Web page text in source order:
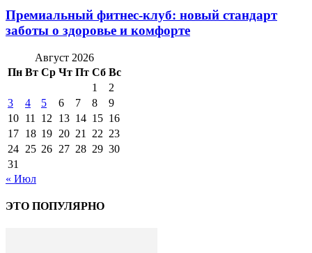
Премиальный фитнес-клуб: новый стандарт
заботы о здоровье и комфорте
Август 2026
Пн Вт Ср Чт Пт Сб Вс
1
2
3
4 5 6 7 8
9
10 11 12 13 14 15 16
17 18 19 20 21 22 23
24 25 26 27 28 29 30
31
« Июл
ЭТО ПОПУЛЯРНО